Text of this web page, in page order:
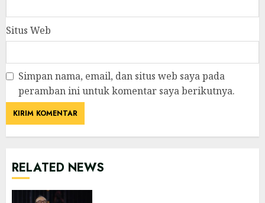
Situs Web
Simpan nama, email, dan situs web saya pada
peramban ini untuk komentar saya berikutnya.
RELATED NEWS